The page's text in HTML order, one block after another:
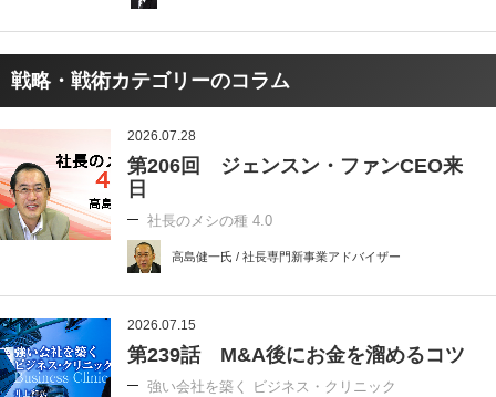
戦略・戦術カテゴリーのコラム
2026.07.28
第206回 ジェンスン・ファンCEO来
日
社長のメシの種 4.0
高島健一氏 / 社長専門新事業アドバイザー
2026.07.15
第239話 M&A後にお金を溜めるコツ
強い会社を築く ビジネス・クリニック